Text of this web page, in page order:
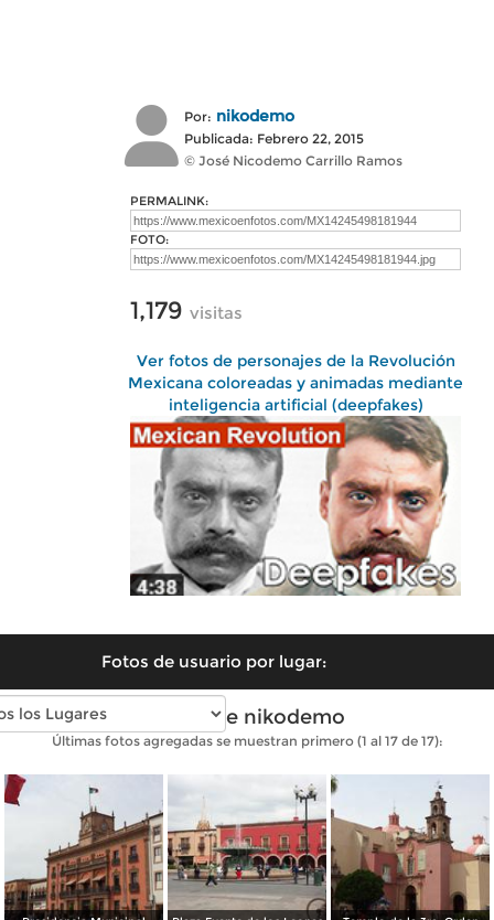
Por: nikodemo
Publicada: Febrero 22, 2015
© José Nicodemo Carrillo Ramos
PERMALINK:
FOTO:
1,179 visitas
Ver fotos de personajes de la Revolución
Mexicana coloreadas y animadas mediante
inteligencia artificial (deepfakes)
Fotos de usuario por lugar:
Fotos de nikodemo
Últimas fotos agregadas se muestran primero (1 al 17 de 17):